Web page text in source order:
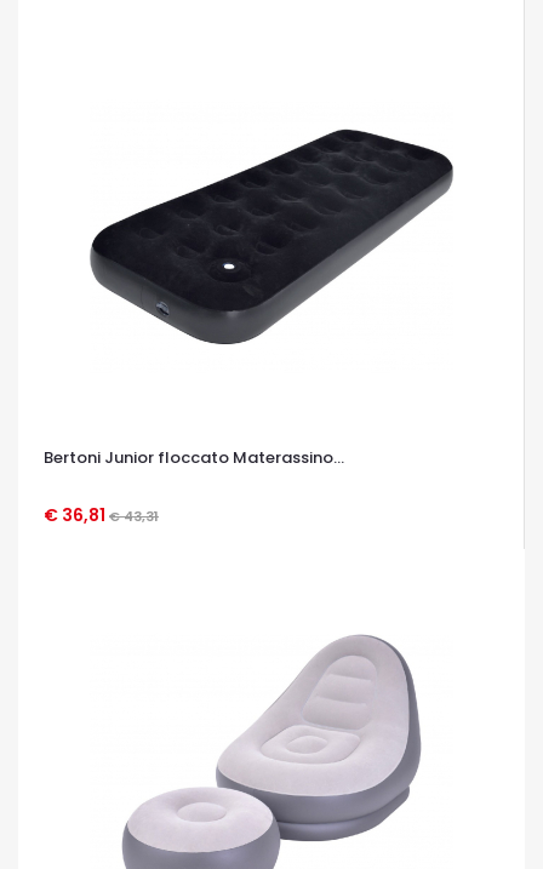
Bertoni Junior floccato Materassino...
€ 36,81 € 43,31
OCCHIATA VELOCE